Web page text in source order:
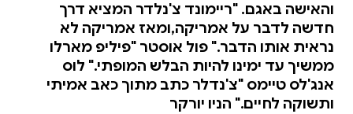
והאישה באגם. "ריימונד צ'נלדר המציא דרך
חדשה לדבר על אמריקה,ומאז אמריקה לא
נראית אותו הדבר." פול אוסטר "פיליפ מארלו
ממשיך עד ימינו להיות הבלש המופתי." לוס
אנג'לס טיימס "צ'נדלר כתב מתוך כאב אמיתי
ותשוקה לחיים." הניו יורקר